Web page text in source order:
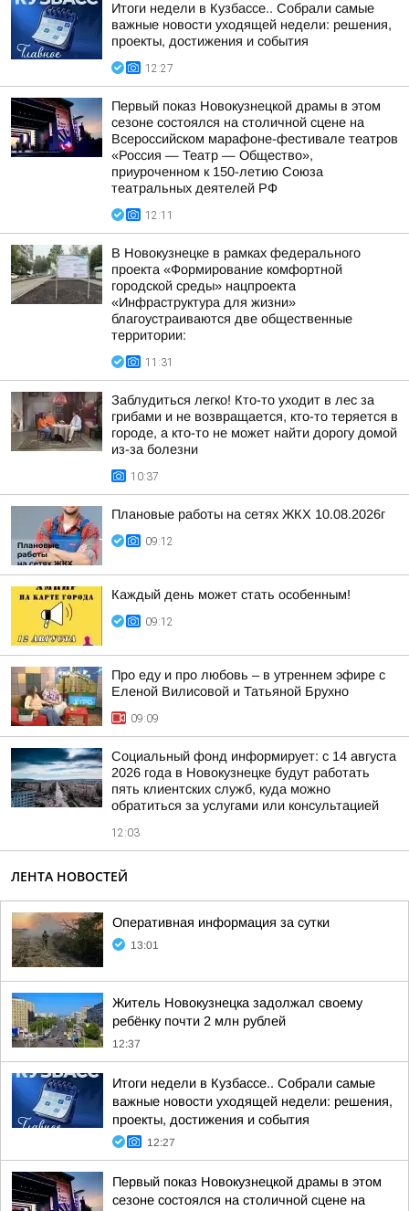
Итоги недели в Кузбассе.. Собрали самые
важные новости уходящей недели: решения,
проекты, достижения и события
12:27
Первый показ Новокузнецкой драмы в этом
сезоне состоялся на столичной сцене на
Всероссийском марафоне-фестивале театров
«Россия — Театр — Общество»,
приуроченном к 150-летию Союза
театральных деятелей РФ
12:11
В Новокузнецке в рамках федерального
проекта «Формирование комфортной
городской среды» нацпроекта
«Инфраструктура для жизни»
благоустраиваются две общественные
территории:
11:31
Заблудиться легко! Кто-то уходит в лес за
грибами и не возвращается, кто-то теряется в
городе, а кто-то не может найти дорогу домой
из-за болезни
10:37
Плановые работы на сетях ЖКХ 10.08.2026г
09:12
Каждый день может стать особенным!
09:12
Про еду и про любовь – в утреннем эфире с
Еленой Вилисовой и Татьяной Брухно
09:09
Социальный фонд информирует: с 14 августа
2026 года в Новокузнецке будут работать
пять клиентских служб, куда можно
обратиться за услугами или консультацией
12:03
ЛЕНТА НОВОСТЕЙ
Оперативная информация за сутки
13:01
Житель Новокузнецка задолжал своему
ребёнку почти 2 млн рублей
12:37
Итоги недели в Кузбассе.. Собрали самые
важные новости уходящей недели: решения,
проекты, достижения и события
12:27
Первый показ Новокузнецкой драмы в этом
сезоне состоялся на столичной сцене на